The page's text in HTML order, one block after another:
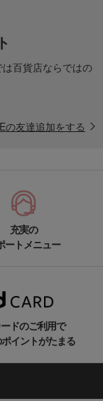
インテリア雑貨
る鏡餅 蜜柑
インテリア雑貨
百貨店ならではの
の友達追加をする
充実の
ートメニュー
ードのご利用で
イントがたまる